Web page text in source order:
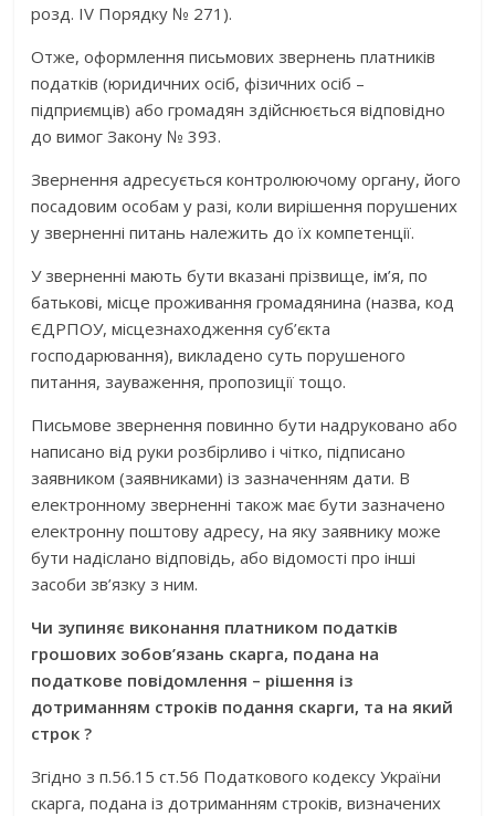
розд. ІV Порядку № 271).
Отже, оформлення письмових звернень платників
податків (юридичних осіб, фізичних осіб –
підприємців) або громадян здійснюється відповідно
до вимог Закону № 393.
Звернення адресується контролюючому органу, його
посадовим особам у разі, коли вирішення порушених
у зверненні питань належить до їх компетенції.
У зверненні мають бути вказані прізвище, ім’я, по
батькові, місце проживання громадянина (назва, код
ЄДРПОУ, місцезнаходження суб’єкта
господарювання), викладено суть порушеного
питання, зауваження, пропозиції тощо.
Письмове звернення повинно бути надруковано або
написано від руки розбірливо і чітко, підписано
заявником (заявниками) із зазначенням дати. В
електронному зверненні також має бути зазначено
електронну поштову адресу, на яку заявнику може
бути надіслано відповідь, або відомості про інші
засоби зв’язку з ним.
Чи зупиняє виконання платником податків
грошових зобов’язань скарга, подана на
податкове повідомлення – рішення із
дотриманням строків подання скарги, та на який
строк ?
Згідно з п.56.15 ст.56 Податкового кодексу України
скарга, подана із дотриманням строків, визначених